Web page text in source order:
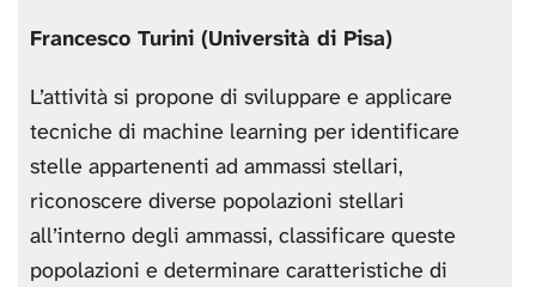
Francesco Turini (Università di Pisa)
L’attività si propone di sviluppare e applicare
tecniche di machine learning per identificare
stelle appartenenti ad ammassi stellari,
riconoscere diverse popolazioni stellari
all’interno degli ammassi, classificare queste
popolazioni e determinare caratteristiche di